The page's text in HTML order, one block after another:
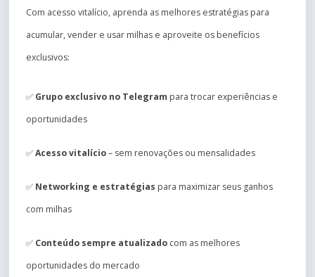
Com acesso vitalício, aprenda as melhores estratégias para
acumular, vender e usar milhas e aproveite os benefícios
exclusivos:
✅ Grupo exclusivo no Telegram para trocar experiências e
oportunidades
✅Acesso vitalício– sem renovações ou mensalidades
✅ Networking e estratégias para maximizar seus ganhos
com milhas
✅ Conteúdo sempre atualizado com as melhores
oportunidades do mercado